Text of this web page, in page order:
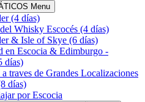
Menu
(4 días)
Whisky Escocés (4 días)
& Isle of Skye (6 días)
en Escocia & Edimburgo -
días)
traves de Grandes Localizaciones
días)
por Escocia